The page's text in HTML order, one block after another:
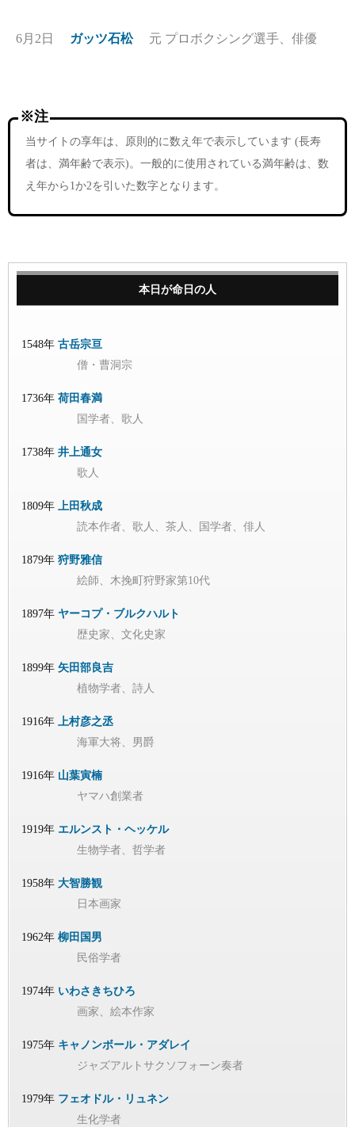
6月2日 ガッツ石松 元 プロボクシング選手、俳優
※注
当サイトの享年は、原則的に数え年で表示しています (長寿
者は、満年齢で表示)。一般的に使用されている満年齢は、数
え年から1か2を引いた数字となります。
本日が命日の人
1548年 古岳宗亘
僧・曹洞宗
1736年 荷田春満
国学者、歌人
1738年 井上通女
歌人
1809年 上田秋成
読本作者、歌人、茶人、国学者、俳人
1879年 狩野雅信
絵師、木挽町狩野家第10代
1897年 ヤーコプ・ブルクハルト
歴史家、文化史家
1899年 矢田部良吉
植物学者、詩人
1916年 上村彦之丞
海軍大将、男爵
1916年 山葉寅楠
ヤマハ創業者
1919年 エルンスト・ヘッケル
生物学者、哲学者
1958年 大智勝観
日本画家
1962年 柳田国男
民俗学者
1974年 いわさきちひろ
画家、絵本作家
1975年 キャノンボール・アダレイ
ジャズアルトサクソフォーン奏者
1979年 フェオドル・リュネン
生化学者